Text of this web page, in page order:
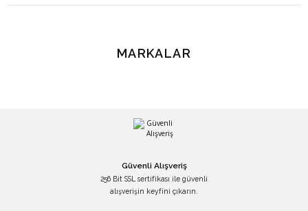
MARKALAR
Güvenli Alışveriş
256 Bit SSL sertifikası ile güvenli
alışverişin keyfini çıkarın.